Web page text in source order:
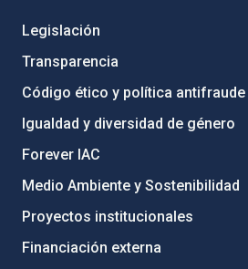
Legislación
Transparencia
Código ético y política antifraude
Igualdad y diversidad de género
Forever IAC
Medio Ambiente y Sostenibilidad
Proyectos institucionales
Financiación externa